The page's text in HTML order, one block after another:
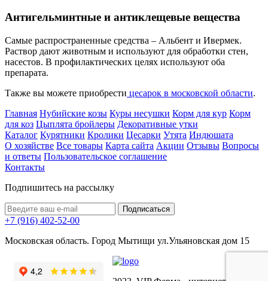
Антигельминтные и антиклещевые вещества
Самые распространенные средства – Альбент и Ивермек.
Раствор дают животным и используют для обработки стен,
насестов. В профилактических целях используют оба
препарата.
Также вы можете приобрести цесарок в московской области.
Главная Нубийские козы Куры несушки Корм для кур Корм
для коз Цыплята бройлеры Декоративные утки
Каталог Курятники Кролики Цесарки Утята Индюшата
О хозяйстве Все товары Карта сайта Акции Отзывы Вопросы
и ответы Пользовательское соглашение
Контакты
Подпишитесь на рассылку
+7 (916) 402-52-00
Московская область. Город Мытищи ул.Ульяновская дом 15